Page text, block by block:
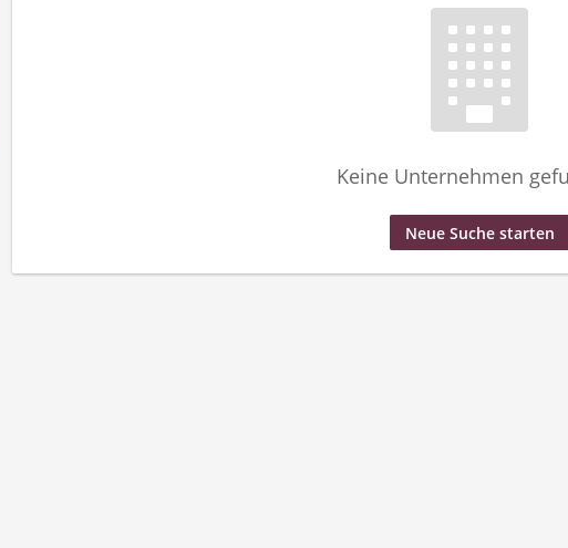
Keine Unternehmen
Neue Suche starten